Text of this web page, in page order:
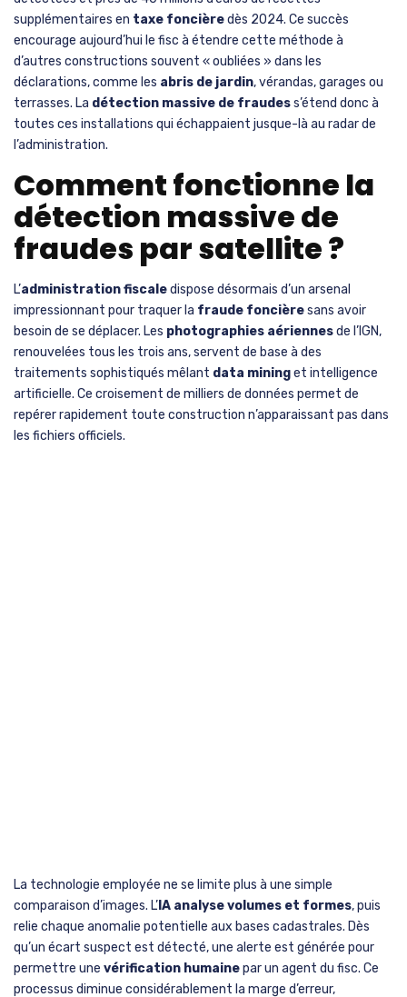
supplémentaires en taxe foncièredès 2024. Ce succès
encourage aujourd’hui le fisc à étendre cette méthode à
d’autres constructions souvent « oubliées » dans les
déclarations, comme les abris de jardin, vérandas, garages ou
terrasses. La détection massive de fraudess’étend donc à
toutes ces installations qui échappaient jusque-là au radar de
l’administration.
Comment fonctionne la
détection massive de
fraudes par satellite ?
L’administration fiscaledispose désormais d’un arsenal
impressionnant pour traquer la fraude foncièresans avoir
besoin de se déplacer. Les photographies aériennesde l’IGN,
renouvelées tous les trois ans, servent de base à des
traitements sophistiqués mêlant data mininget intelligence
artificielle. Ce croisement de milliers de données permet de
repérer rapidement toute construction n’apparaissant pas dans
les fichiers officiels.
La technologie employée ne se limite plus à une simple
comparaison d’images. L’ IA analyse volumes et formes, puis
relie chaque anomalie potentielle aux bases cadastrales. Dès
qu’un écart suspect est détecté, une alerte est générée pour
permettre une vérification humainepar un agent du fisc. Ce
processus diminue considérablement la marge d’erreur,